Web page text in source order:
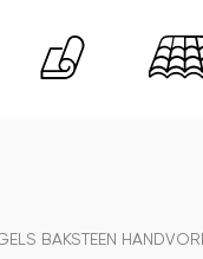
BAKSTEEN